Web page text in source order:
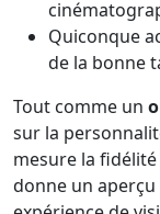
Quiconque
de la bonne
Tout comme un
sur la
mesure la
donne un